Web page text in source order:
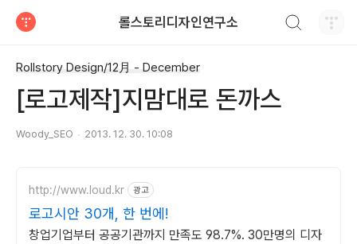
롤스토리디자인연구소
Rollstory Design/12月 - December
[로고제작]지맘대로 돈까스
Woody_SEO 2013. 12. 30. 10:08
http://www.loud.kr 광고
로고시안 30개, 한 번에!
창업기업부터 공공기관까지 만족도 98.7%. 30만명의 디자